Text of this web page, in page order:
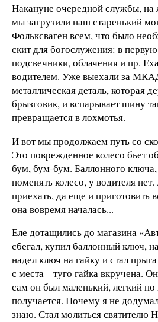
Накануне очередной службы,
мы загрузили наш старенький
Фольксваген всем, что было
скит для богослужения: в
подсвечники, облачения и пр.
водителем. Уже выехали за
металлическая деталь, которая
брызговик, и вспарывает шину
превращается в лохмотья.
И вот мы продолжаем путь со
Это поврежденное колесо бьет
бум, бум-бум. Баллонного
поменять колесо, у водителя
приехать, да еще и приготовить
она вовремя началась...
Еле дотащились до магазина
сбегал, купил баллонный ключ,
надел ключ на гайку и стал
с места – туго гайка вкручена.
сам он был маленький, легкий
получается. Почему я не
знаю. Стал молиться святителю